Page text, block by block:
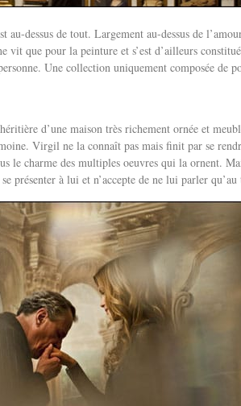
au-dessus de tout. Largement au-dessus de
vit que pour la peinture et s’est d’ailleurs
Une collection uniquement composée de
d’une maison très richement ornée et
Virgil ne la connaît pas mais finit par se
le charme des multiples oeuvres qui la ornent.
présenter à lui et n’accepte de ne lui parler qu’au